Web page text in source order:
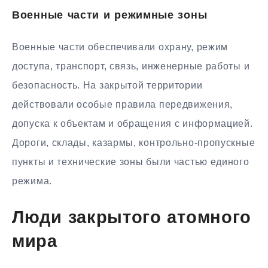
Военные части и режимные зоны
Военные части обеспечивали охрану, режим
доступа, транспорт, связь, инженерные работы и
безопасность. На закрытой территории
действовали особые правила передвижения,
допуска к объектам и обращения с информацией.
Дороги, склады, казармы, контрольно-пропускные
пункты и технические зоны были частью единого
режима.
Люди закрытого атомного
мира